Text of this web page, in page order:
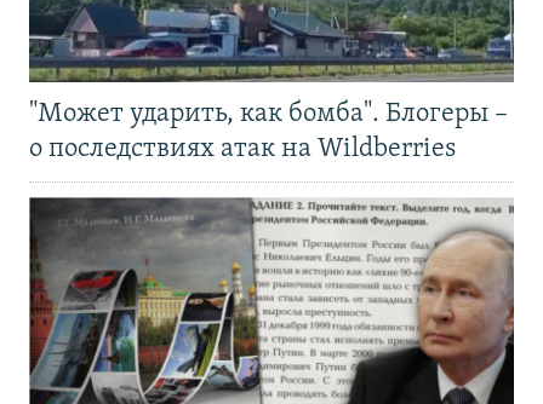
"Может ударить, как бомба". Блогеры –
о последствиях атак на Wildberries